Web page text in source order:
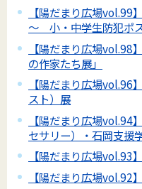
【陽だまり広場vol.99
～ 小・中学生防犯ポ
【陽だまり広場vol.98
の作家たち展」
【陽だまり広場vol.96
スト）展
【陽だまり広場vol.94
セサリー）・石岡支援
【陽だまり広場vol.93
【陽だまり広場vol.92